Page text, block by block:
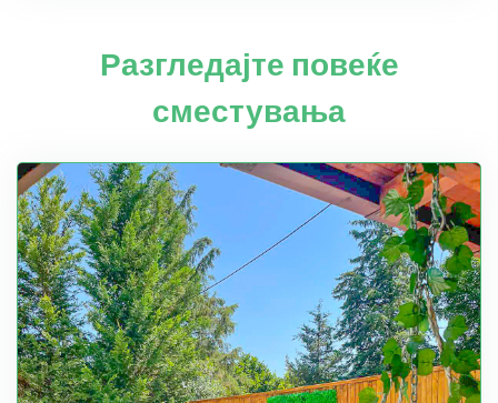
Разгледајте повеќе
сместувања